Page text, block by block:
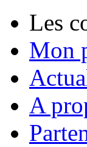
Les
Mon
A